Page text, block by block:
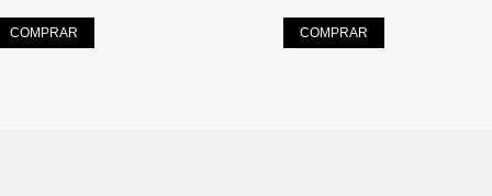
COMPRAR COMPRAR